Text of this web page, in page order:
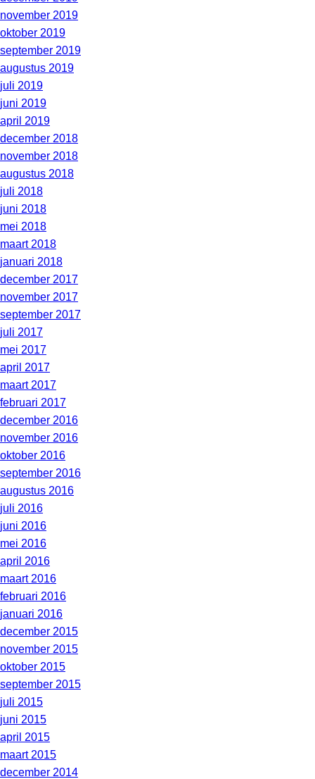
november 2019
oktober 2019
september 2019
augustus 2019
juli 2019
juni 2019
april 2019
december 2018
november 2018
augustus 2018
juli 2018
juni 2018
mei 2018
maart 2018
januari 2018
december 2017
november 2017
september 2017
juli 2017
mei 2017
april 2017
maart 2017
februari 2017
december 2016
november 2016
oktober 2016
september 2016
augustus 2016
juli 2016
juni 2016
mei 2016
april 2016
maart 2016
februari 2016
januari 2016
december 2015
november 2015
oktober 2015
september 2015
juli 2015
juni 2015
april 2015
maart 2015
december 2014